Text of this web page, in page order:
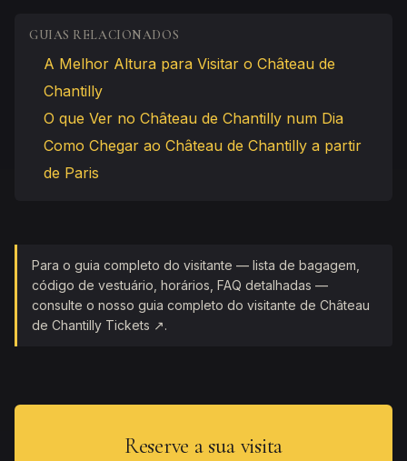
GUIAS RELACIONADOS
A Melhor Altura para Visitar o Château de
Chantilly
O que Ver no Château de Chantilly num Dia
Como Chegar ao Château de Chantilly a partir
de Paris
Para o guia completo do visitante — lista de bagagem,
código de vestuário, horários, FAQ detalhadas —
consulte o nosso guia completo do visitante de Château
de Chantilly Tickets ↗.
Reserve a sua visita